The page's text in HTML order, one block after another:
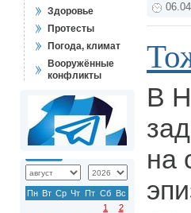
Здоровье
Протесты
Погода, климат
Вооружённые
конфликты
Пн Вт Ср Чт Пт Сб Вс
1
2
В
на